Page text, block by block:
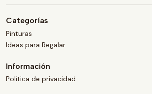
Categorías
Pinturas
Ideas para Regalar
Información
Política de privacidad